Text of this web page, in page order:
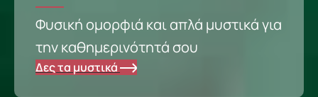
Φυσική ομορφιά και απλά μυστικά για
την καθημερινότητά σου
Δες τα μυστικά